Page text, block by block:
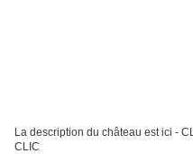
La description du château est ici -
CLIC